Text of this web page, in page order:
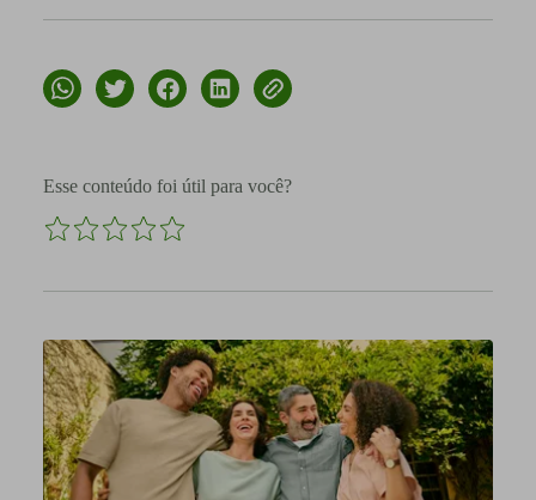
Esse conteúdo foi útil para você?